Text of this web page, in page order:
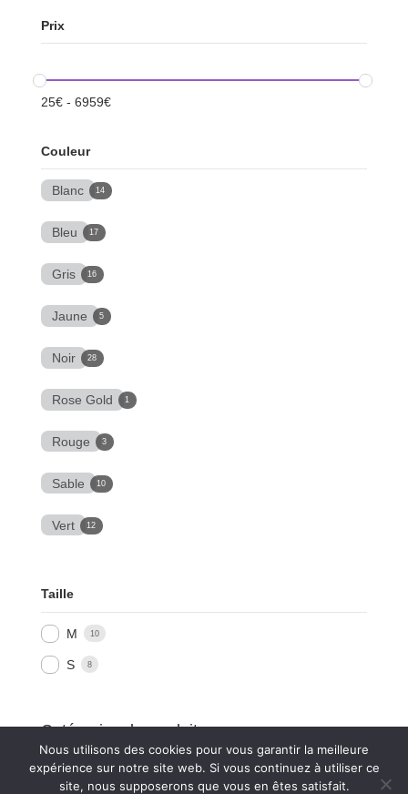
Prix
25€- 6959€
Couleur
Blanc 14
Bleu 17
Gris 16
Jaune 5
Noir 28
Rose Gold 1
Rouge 3
Sable 10
Vert 12
Taille
M 10
S 8
Catégories de produits
Sélectionner une catégorie
Nous utilisons des cookies pour vous garantir la meilleure
expérience sur notre site web. Si vous continuez à utiliser ce
site, nous supposerons que vous en êtes satisfait.